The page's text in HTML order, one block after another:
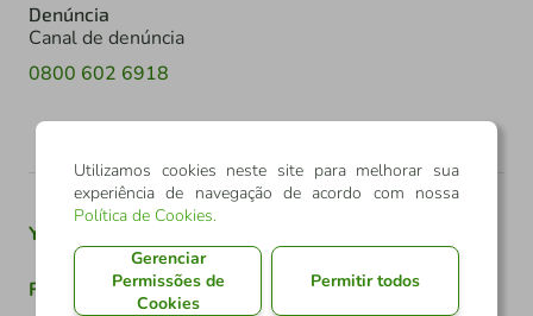
Denúncia
Canal de denúncia
0800 602 6918
Youtube
Facebook TikTok
Utilizamos cookies neste site para melhorar sua
experiência de navegação de acordo com nossa
Política de Cookies.
Gerenciar
Permissões de
Cookies
Permitir todos